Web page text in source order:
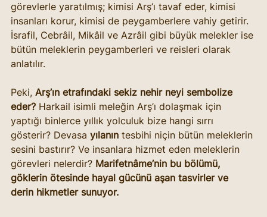
görevlerle yaratılmış; kimisi Arş’ı tavaf eder, kimisi
insanları korur, kimisi de peygamberlere vahiy getirir.
İsrafil, Cebrâil, Mikâil ve Azrâil gibi büyük melekler ise
bütün meleklerin peygamberleri ve reisleri olarak
anlatılır.
Peki, Arş’ın etrafındaki sekiz nehir neyi sembolize
eder? Harkail isimli meleğin Arş’ı dolaşmak için
yaptığı binlerce yıllık yolculuk bize hangi sırrı
gösterir? Devasa yılanın tesbihi niçin bütün meleklerin
sesini bastırır? Ve insanlara hizmet eden meleklerin
görevleri nelerdir? Marifetnâme’nin bu bölümü,
göklerin ötesinde hayal gücünü aşan tasvirler ve
derin hikmetler sunuyor.